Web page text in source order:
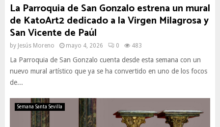
La Parroquia de San Gonzalo estrena un mural
de KatoArt2 dedicado a la Virgen Milagrosa y
San Vicente de Paúl
by Jesús Moreno mayo 4, 2026 0 483
La Parroquia de San Gonzalo cuenta desde esta semana con un
nuevo mural artístico que ya se ha convertido en uno de los focos
de...
Semana Santa Sevilla